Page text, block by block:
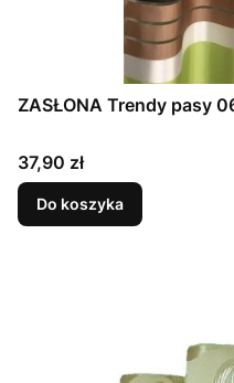
ZASŁONA Trendy pasy
Cena
37,90 zł
Do koszyka